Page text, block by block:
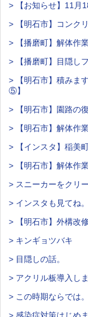
> 【お知らせ】11月
> 【明石市】コンク
> 【播磨町】解体作
> 【播磨町】目隠し
> 【明石市】積みま
⑤】
> 【明石市】園路の
> 【明石市】解体作
> 【インスタ】稲美
> 【明石市】解体作
> スニーカーをクリ
> インスタも見てね。
> 【明石市】外構改
> キンギョツバキ
> 目隠しの話。
> アクリル板導入しま
> この時期ならでは。